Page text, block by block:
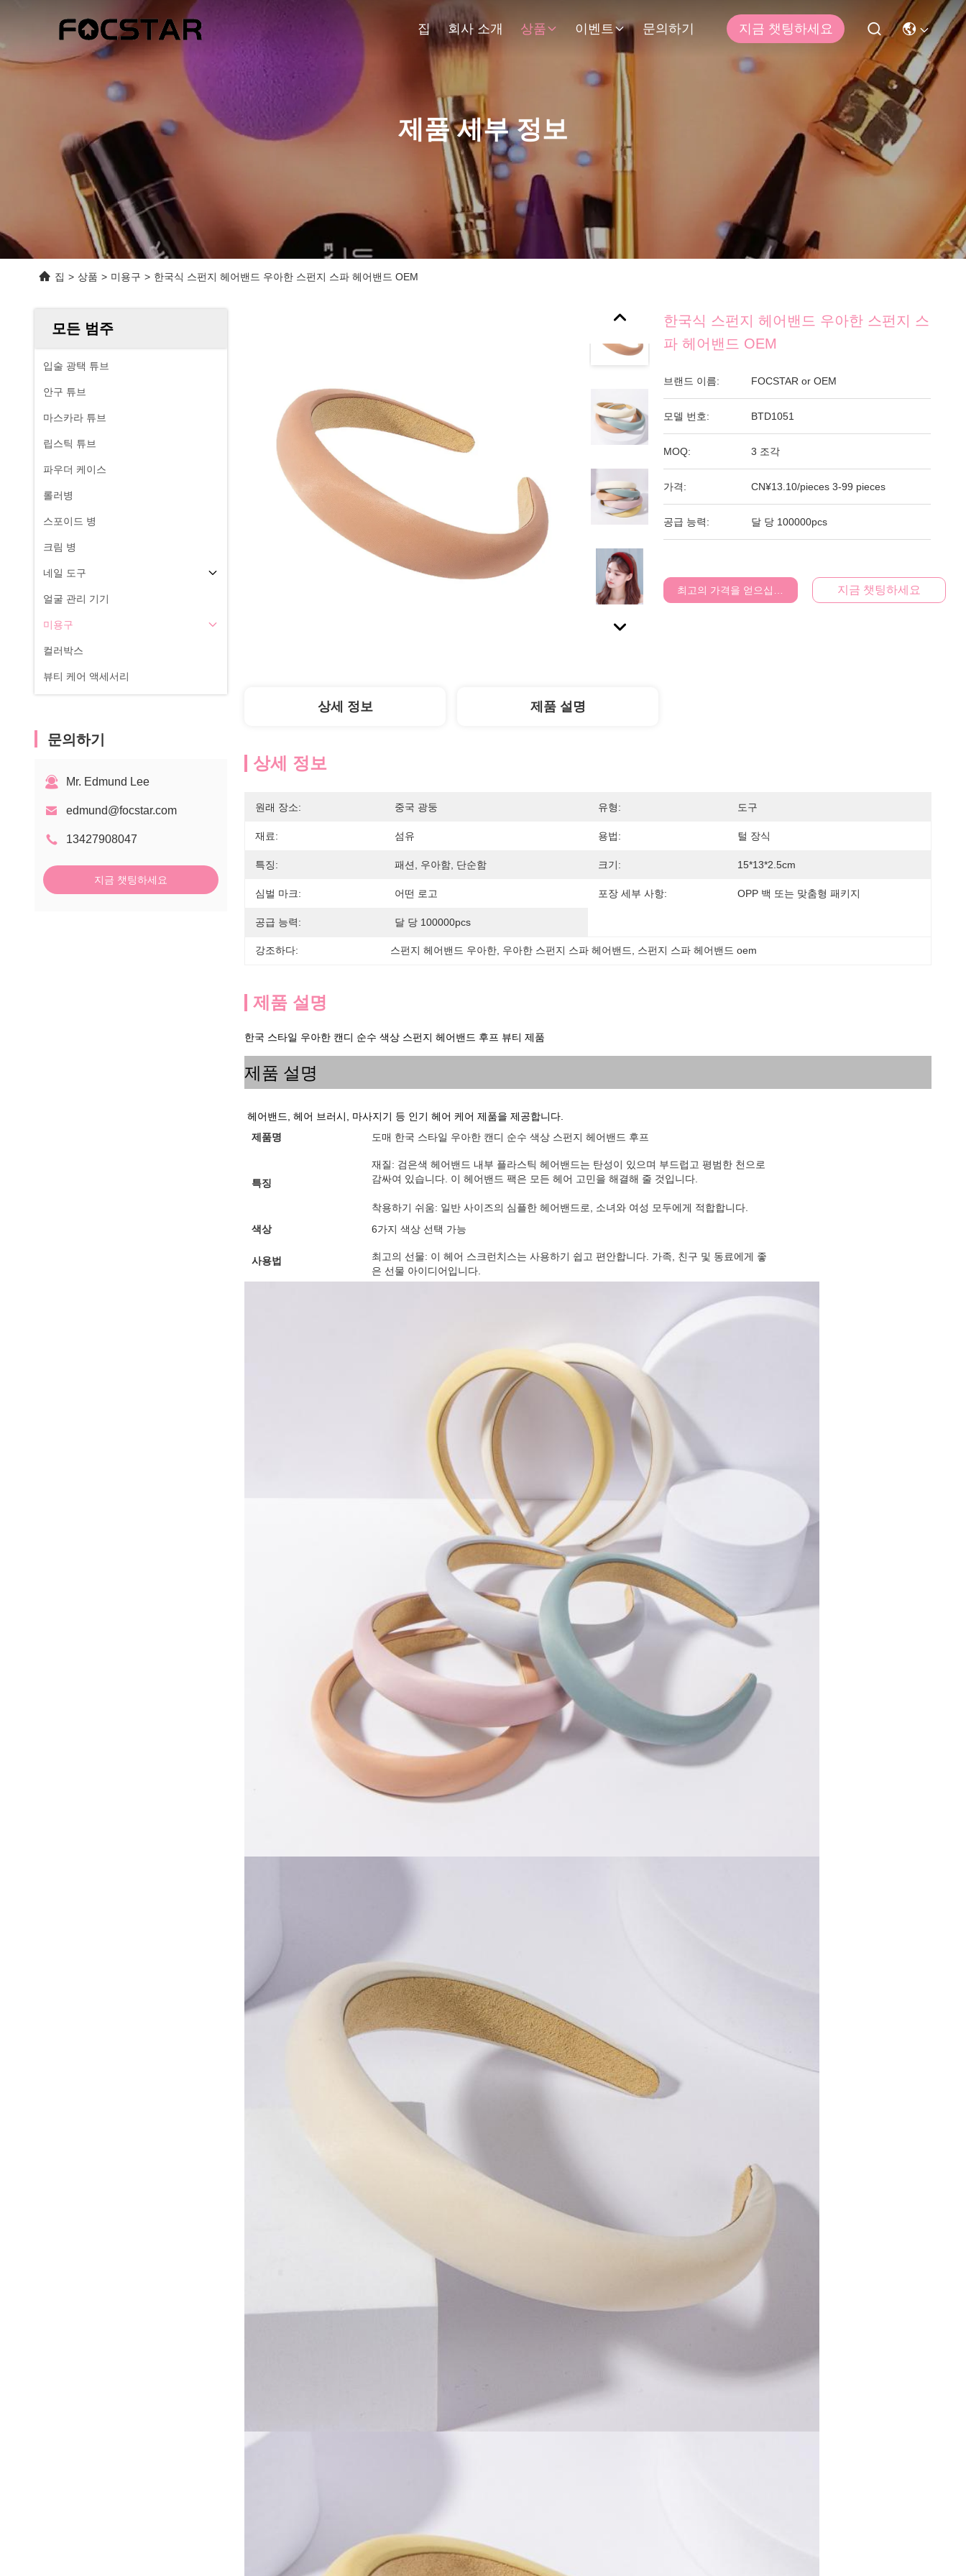
집 회사 소개 상품 이벤트 문의하기 지금 챗팅하세요
제품 세부 정보
집 > 상품 > 미용구 > 한국식 스펀지 헤어밴드 우아한 스펀지 스파 헤어밴드 OEM
모든 범주
입술 광택 튜브
안구 튜브
마스카라 튜브
립스틱 튜브
파우더 케이스
롤러병
스포이드 병
크림 병
네일 도구
얼굴 관리 기기
미용구
컬러박스
뷰티 케어 액세서리
문의하기
Mr. Edmund Lee
edmund@focstar.com
13427908047
지금 챗팅하세요
한국식 스펀지 헤어밴드 우아한 스펀지 스
파 헤어밴드 OEM
브랜드 이름: FOCSTAR or OEM
모델 번호: BTD1051
MOQ: 3 조각
가격: CN¥13.10/pieces 3-99 pieces
공급 능력: 달 당 100000pcs
최고의 가격을 얻으십시오 지금 챗팅하세요
상세 정보 제품 설명
상세 정보
원래 장소: 중국 광둥 유형: 도구
재료: 섬유 용법: 털 장식
특징: 패션, 우아함, 단순함 크기: 15*13*2.5cm
심벌 마크: 어떤 로고 포장 세부 사항: OPP 백 또는 맞춤형 패키지
공급 능력: 달 당 100000pcs
강조하다: 스펀지 헤어밴드 우아한 우아한 스펀지 스파 헤어밴드 스펀지 스파 헤어밴드 oem
제품 설명
한국 스타일 우아한 캔디 순수 색상 스펀지 헤어밴드 후프 뷰티 제품
제품 설명
헤어밴드, 헤어 브러시, 마사지기 등 인기 헤어 케어 제품을 제공합니다.
제품명
도매 한국 스타일 우아한 캔디 순수 색상 스펀지 헤어밴드 후프
특징
재질: 검은색 헤어밴드 내부 플라스틱 헤어밴드는 탄성이 있으며 부드럽고 평범한 천으로
감싸여 있습니다. 이 헤어밴드 팩은 모든 헤어 고민을 해결해 줄 것입니다.
착용하기 쉬움: 일반 사이즈의 심플한 헤어밴드로, 소녀와 여성 모두에게 적합합니다.
색상
6가지 색상 선택 가능
사용법
최고의 선물: 이 헤어 스크런치스는 사용하기 쉽고 편안합니다. 가족, 친구 및 동료에게 좋
은 선물 아이디어입니다.